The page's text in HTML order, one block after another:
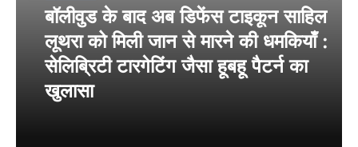
बॉलीवुड के बाद अब डिफेंस टाइकून साहिल
लूथरा को मिली जान से मारने की धमकियाँ :
सेलिब्रिटी टारगेटिंग जैसा हूबहू पैटर्न का
खुलासा